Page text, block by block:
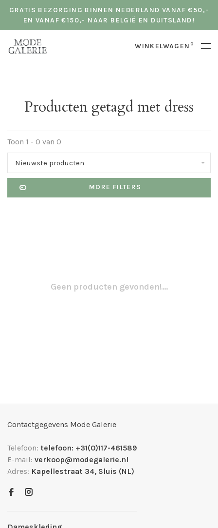
GRATIS BEZORGING BINNEN NEDERLAND VANAF €50,-
EN VANAF €150,- NAAR BELGIË EN DUITSLAND!
WINKELWAGEN 0
Producten getagd met dress
Toon 1 - 0 van 0
Nieuwste producten
MORE FILTERS
Geen producten gevonden!...
Contactgegevens Mode Galerie
Telefoon: telefoon: +31(0)117-461589
E-mail: verkoop@modegalerie.nl
Adres: Kapellestraat 34, Sluis (NL)